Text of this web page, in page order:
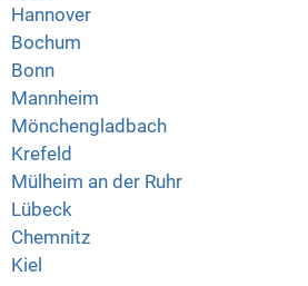
Hannover
Bochum
Bonn
Mannheim
Mönchengladbach
Krefeld
Mülheim an der Ruhr
Lübeck
Chemnitz
Kiel